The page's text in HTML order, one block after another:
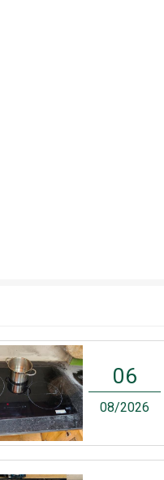
06
08/2026